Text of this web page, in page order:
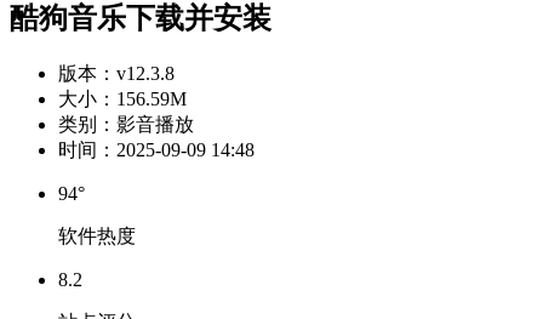
酷狗音乐下载并安装
版本： v12.3.8
大小： 156.59M
类别： 影音播放
时间： 2025-09-09 14:48
94°
软件热度
8.2